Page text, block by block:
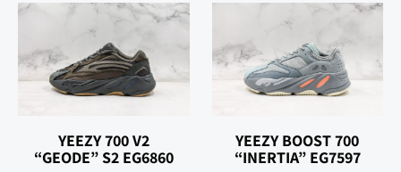
YEEZY BOOST 700
“INERTIA” EG7597
YEEZY 700 V2
“GEODE” S2 EG6860